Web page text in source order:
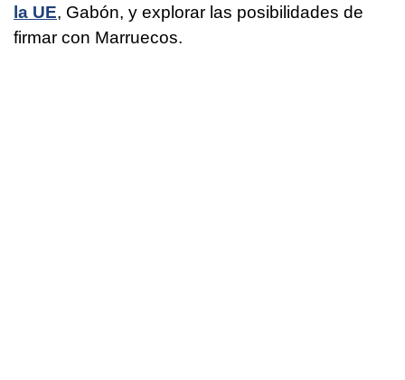
la UE, Gabón, y explorar las posibilidades de
firmar con Marruecos.